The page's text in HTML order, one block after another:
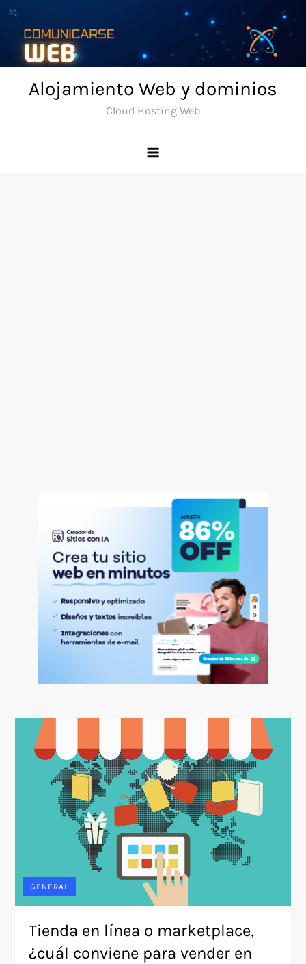
Skip
content
Alojamiento Web y dominios
Cloud Hosting Web
GENERAL
Tienda en línea o marketplace,
¿cuál conviene para vender en